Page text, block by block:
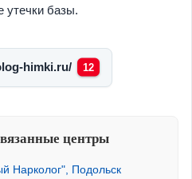
утечки базы.
himki.ru/ 12
центры
Нарколог", Подольск